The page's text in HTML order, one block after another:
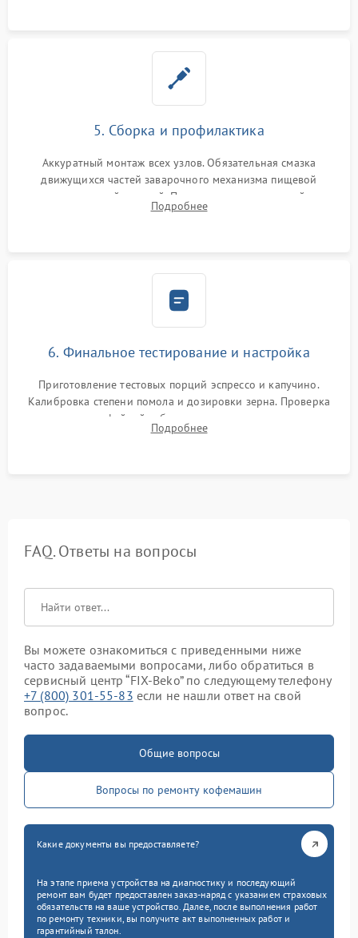
5. Сборка и профилактика
Аккуратный монтаж всех узлов. Обязательная смазка
движущихся частей заварочного механизма пищевой
силиконовой смазкой. Проведение программной
декальцинации и очистки системы от кофейных масел.
Подробнее
6. Финальное тестирование и настройка
Приготовление тестовых порций эспрессо и капучино.
Калибровка степени помола и дозировки зерна. Проверка
плотности кофейной таблетки, температуры напитка и
качества молочной пены. Контроль отсутствия посторонних
Подробнее
FAQ. Ответы на вопросы
Вы можете ознакомиться с приведенными ниже
часто задаваемыми вопросами, либо обратиться в
сервисный центр “FIX-Beko” по следующему телефону
+7 (800) 301-55-83 если не нашли ответ на свой
вопрос.
Общие вопросы
Вопросы по ремонту кофемашин
Какие документы вы предоставляете?
На этапе приема устройства на диагностику и последующий
ремонт вам будет предоставлен заказ-наряд с указанием страховых
обязательств на ваше устройство. Далее, после выполнения работ
по ремонту техники, вы получите акт выполненных работ и
гарантийный талон.